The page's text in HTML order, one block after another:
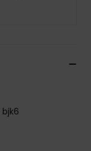
bjk6